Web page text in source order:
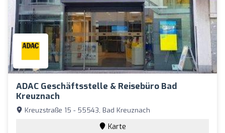
ADAC Geschäftsstelle & Reisebüro Bad
Kreuznach
Kreuzstraße 15 - 55543, Bad Kreuznach
Karte